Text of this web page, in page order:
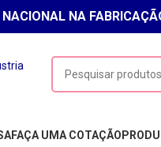
NACIONAL NA
FAÇA UMA COTAÇÃO